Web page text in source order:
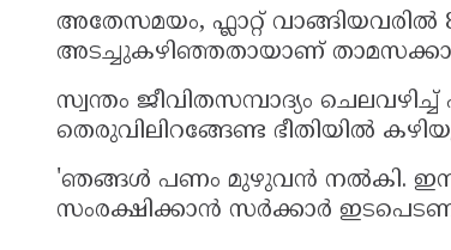
അതേസമയം, ഫ്ലാറ്റ്
അടച്ചുകഴിഞ്ഞതായാണ്
സ്വന്തം ജീവിതസമ്പാദ്യം
തെരുവിലിറങ്ങേണ്ട ഭീതിയിൽ
'ഞങ്ങൾ പണം മുഴുവൻ നൽകി.
സംരക്ഷിക്കാൻ സർക്കാർ